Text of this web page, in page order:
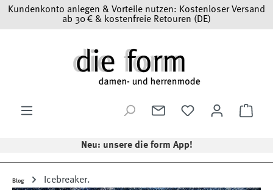
Zum Hauptinhalt springen
Kundenkonto anlegen & Vorteile nutzen: Kostenloser Versand
ab 30 € & kostenfreie Retouren (DE)
Neu: unsere die form App!
Blog Icebreaker.